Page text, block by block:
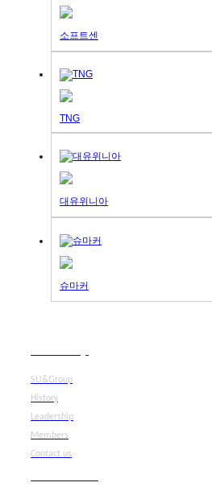
소프트센
TNG
대유위니아
슈마커
SU&Group
History
Leadership
Members
Contact us